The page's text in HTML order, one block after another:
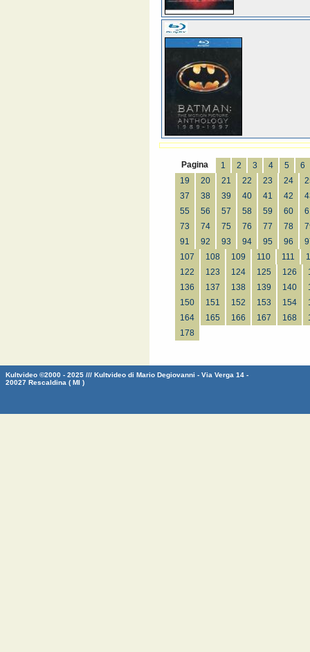
Pagina 1 2 3 4 5
6
19
20 21 22 23 24
37
38 39 40 41 42
55
56 57 58 59 60
73
74 75 76 77 78
91
92 93 94 95 96
107
108 109 110 111
122
123 124 125 126
136
137 138 139 140
150
151 152 153 154
164
165 166 167 168
178
Kultvideo ©2000 - 2025 /// Kultvideo di Mario Degiovanni - Via Verga 14 -
20027 Rescaldina ( MI )